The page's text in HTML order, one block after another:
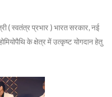
( स्वतंत्र प्रभार ) भारत सरकार, नई
के क्षेत्र में उत्कृष्ट योगदान हेतु